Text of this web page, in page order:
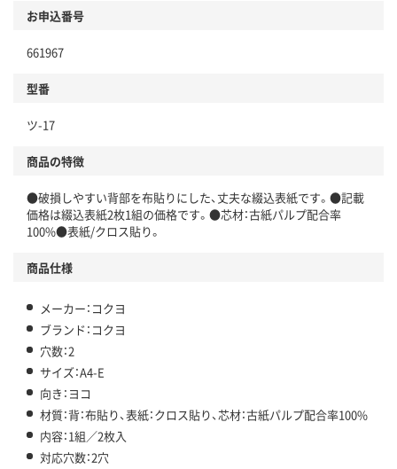
お申込番号
661967
型番
ツ-17
商品の特徴
●破損しやすい背部を布貼りにした、丈夫な綴込表紙です。●記載
価格は綴込表紙2枚1組の価格です。●芯材：古紙パルプ配合率
100%●表紙/クロス貼り。
商品仕様
メーカー：コクヨ
ブランド：コクヨ
穴数：2
サイズ：A4-E
向き：ヨコ
材質：背：布貼り、表紙：クロス貼り、芯材：古紙パルプ配合率100%
内容：1組／2枚入
対応穴数：2穴